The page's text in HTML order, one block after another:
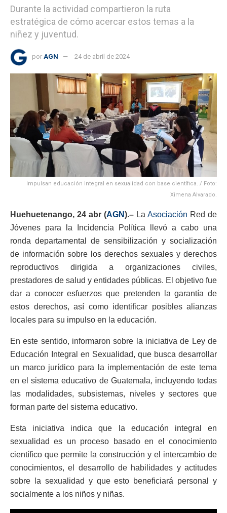
Durante la actividad compartieron la ruta
estratégica de cómo acercar estos temas a la
niñez y juventud.
por AGN 24 de abril de 2024
Impulsan educación integral en sexualidad con base científica. / Foto:
Ximena Alvarado.
Huehuetenango, 24 abr (AGN).– La Asociación Red de
Jóvenes para la Incidencia Política llevó a cabo una
ronda departamental de sensibilización y socialización
de información sobre los derechos sexuales y derechos
reproductivos dirigida a organizaciones civiles,
prestadores de salud y entidades públicas. El objetivo fue
dar a conocer esfuerzos que pretenden la garantía de
estos derechos, así como identificar posibles alianzas
locales para su impulso en la educación.
En este sentido, informaron sobre la iniciativa de Ley de
Educación Integral en Sexualidad, que busca desarrollar
un marco jurídico para la implementación de este tema
en el sistema educativo de Guatemala, incluyendo todas
las modalidades, subsistemas, niveles y sectores que
forman parte del sistema educativo.
Esta iniciativa indica que la educación integral en
sexualidad es un proceso basado en el conocimiento
científico que permite la construcción y el intercambio de
conocimientos, el desarrollo de habilidades y actitudes
sobre la sexualidad y que esto beneficiará personal y
socialmente a los niños y niñas.